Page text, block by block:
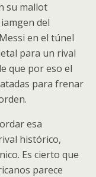
su mallot
del
en el túnel
para un rival
que por eso el
para frenar
esa
histórico,
Es cierto que
parece